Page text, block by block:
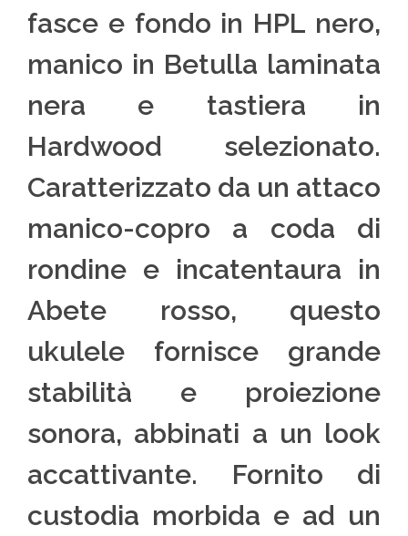
fasce e fondo in HPL nero,
manico in Betulla laminata
nera e tastiera in
Hardwood selezionato.
Caratterizzato da un attaco
manico-copro a coda di
rondine e incatentaura in
Abete rosso, questo
ukulele fornisce grande
stabilità e proiezione
sonora, abbinati a un look
accattivante. Fornito di
custodia morbida e ad un